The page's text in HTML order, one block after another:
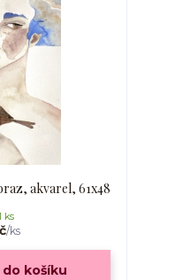
akvarel, 61x48
/ks
ks
košíku